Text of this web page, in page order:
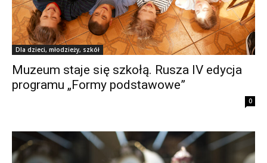
Dla dzieci, młodzieży, szkół
Muzeum staje się szkołą. Rusza IV edycja
programu „Formy podstawowe”
0